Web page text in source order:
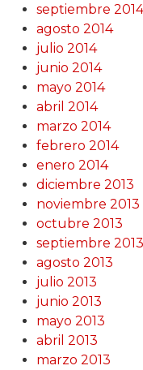
septiembre 2014
agosto 2014
julio 2014
junio 2014
mayo 2014
abril 2014
marzo 2014
febrero 2014
enero 2014
diciembre 2013
noviembre 2013
octubre 2013
septiembre 2013
agosto 2013
julio 2013
junio 2013
mayo 2013
abril 2013
marzo 2013